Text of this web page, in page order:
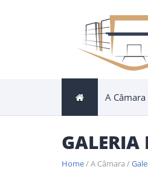
A Câmara
GALERIA
Home/ A Câmara /